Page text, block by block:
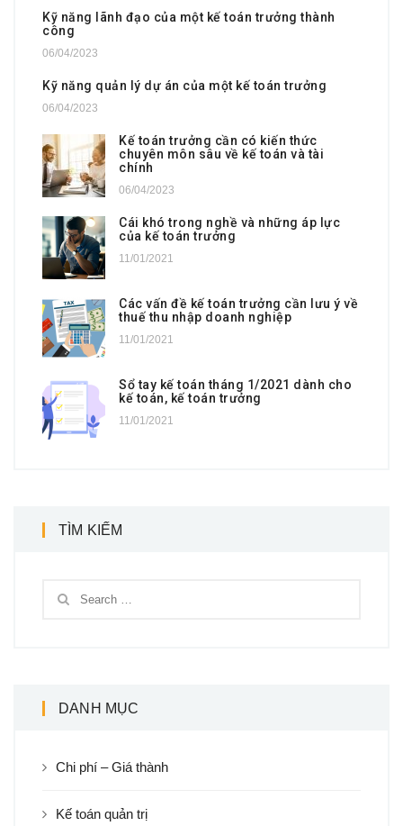
Kỹ năng lãnh đạo của một kế toán trưởng thành
công
06/04/2023
Kỹ năng quản lý dự án của một kế toán trưởng
06/04/2023
Kế toán trưởng cần có kiến thức
chuyên môn sâu về kế toán và tài
chính
06/04/2023
Cái khó trong nghề và những áp lực
của kế toán trưởng
11/01/2021
Các vấn đề kế toán trưởng cần lưu ý về
thuế thu nhập doanh nghiệp
11/01/2021
Sổ tay kế toán tháng 1/2021 dành cho
kế toán, kế toán trưởng
11/01/2021
TÌM KIẾM
DANH MỤC
Chi phí – Giá thành
Kế toán quản trị